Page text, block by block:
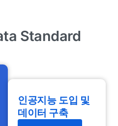
Standard
인공지능 도입 및
데이터 구축